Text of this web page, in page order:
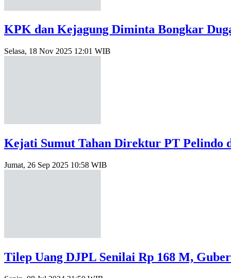
KPK dan Kejagung Diminta Bongkar
Selasa, 18 Nov 2025 12:01 WIB
Kejati Sumut Tahan Direktur PT Pelindo
Jumat, 26 Sep 2025 10:58 WIB
Tilep Uang DJPL Senilai Rp 168 M,